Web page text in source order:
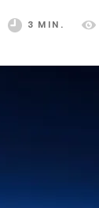
3 MIN.